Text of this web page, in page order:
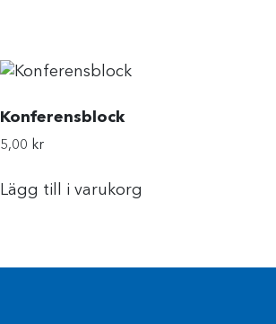
Konferensblock
5,00 kr
Lägg till i varukorg